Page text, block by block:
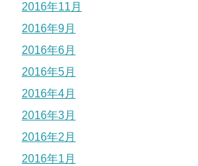
2016年11月
2016年9月
2016年6月
2016年5月
2016年4月
2016年3月
2016年2月
2016年1月